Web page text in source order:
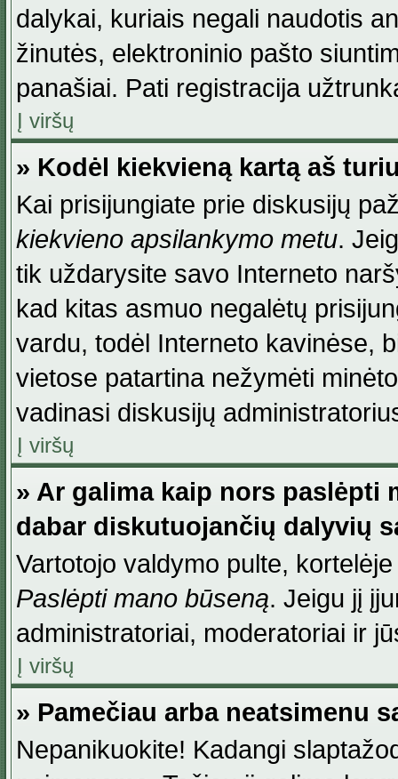
dalykai, kuriais negali naudotis
žinutės, elektroninio pašto
panašiai. Pati registracija
Į viršų
» Kodėl kiekvieną kartą aš
Kai prisijungiate prie diskusijų
kiekvieno apsilankymo metu.
tik uždarysite savo Interneto
kad kitas asmuo negalėtų
vardu, todėl Interneto kavinėse,
vietose patartina nežymėti
vadinasi diskusijų
Į viršų
» Ar galima kaip nors paslėpti
dabar diskutuojančių dalyvių
Vartotojo valdymo pulte,
Paslėpti mano būseną. Jeigu jį
administratoriai, moderatoriai ir
Į viršų
» Pamečiau arba neatsimenu
Nepanikuokite! Kadangi